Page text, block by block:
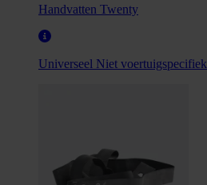
Handvatten Twenty
Universeel Niet voertuigspecifiek